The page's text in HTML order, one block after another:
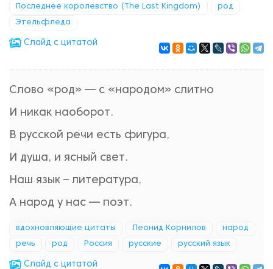
Последнее королевство (The Last Kingdom) род
Этельфледа
Cлайд с цитатой
Слово «род» — с «народом» слитно
И никак наоборот.
В русской речи есть фигура,
И душа, и ясный свет.
Наш язык – литература,
А народ у нас — поэт.
вдохновляющие цитаты Леонид Корнилов народ
речь род Россия русские русский язык
Cлайд с цитатой